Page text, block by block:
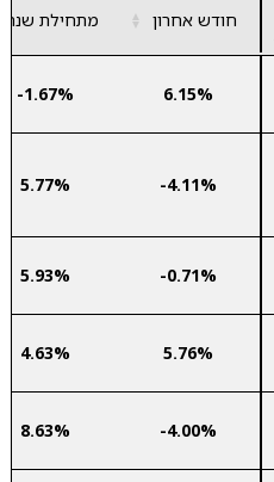
חודש אחרון ▲
▼ מתחילת שנה
6.15%
-1.67%
-4.11%
5.77%
-0.71%
5.93%
5.76%
4.63%
-4.00%
8.63%